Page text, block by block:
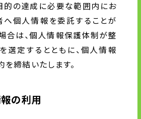
的の達成に必要な範囲内にお
へ個人情報を委託することが
合は、個人情報保護体制が整
選定するとともに、個人情報
締結いたします。
報の利用